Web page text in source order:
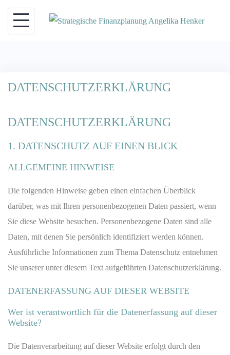
Skip
DATENSCHUTZERKLÄRUNG
DATENSCHUTZ­ERKLÄRUNG
1. DATENSCHUTZ AUF EINEN BLICK
ALLGEMEINE HINWEISE
Die folgenden Hinweise geben einen einfachen Überblick
darüber, was mit Ihren personenbezogenen Daten passiert, wenn
Sie diese Website besuchen. Personenbezogene Daten sind alle
Daten, mit denen Sie persönlich identifiziert werden können.
Ausführliche Informationen zum Thema Datenschutz entnehmen
Sie unserer unter diesem Text aufgeführten Datenschutzerklärung.
DATENERFASSUNG AUF DIESER WEBSITE
Wer ist verantwortlich für die Datenerfassung auf dieser
Website?
Die Datenverarbeitung auf dieser Website erfolgt durch den